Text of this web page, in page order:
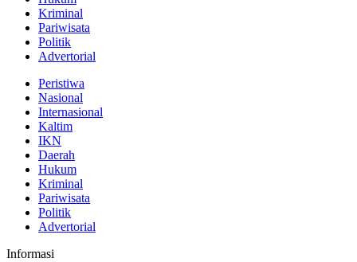
Kriminal
Pariwisata
Politik
Advertorial
Peristiwa
Nasional
Internasional
Kaltim
IKN
Daerah
Hukum
Kriminal
Pariwisata
Politik
Advertorial
Informasi